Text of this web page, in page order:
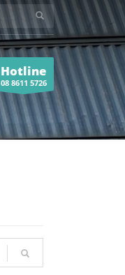
Hotline
08 8611 5726